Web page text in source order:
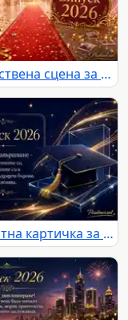
Тържествена сцена за Випуск 2026 с червен килим, златна украса и залез
Елегантна картичка за Випуск 2026 с академична шапка и вдъхновяващо послание